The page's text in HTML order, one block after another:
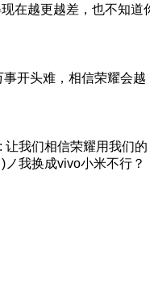
在越更越差，也不知道
事开头难，相信荣耀会越
: 让我们相信荣耀用我们的
我换成vivo小米不行？